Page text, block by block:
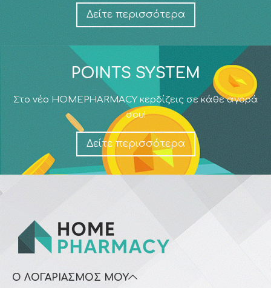
Δείτε περισσότερα
POINTS SYSTEM
Στο νέο HOMEPHARMACY κερδίζεις σε κάθε αγορά
σου!
Δείτε περισσότερα
Ο ΛΟΓΑΡΙΑΣΜΌΣ ΜΟΥ